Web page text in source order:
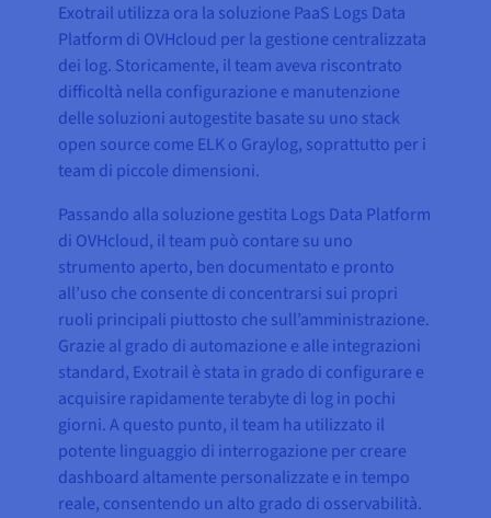
Exotrail utilizza ora la soluzione PaaS Logs Data
Platform di OVHcloud per la gestione centralizzata
dei log. Storicamente, il team aveva riscontrato
difficoltà nella configurazione e manutenzione
delle soluzioni autogestite basate su uno stack
open source come ELK o Graylog, soprattutto per i
team di piccole dimensioni.
Passando alla soluzione gestita Logs Data Platform
di OVHcloud, il team può contare su uno
strumento aperto, ben documentato e pronto
all’uso che consente di concentrarsi sui propri
ruoli principali piuttosto che sull’amministrazione.
Grazie al grado di automazione e alle integrazioni
standard, Exotrail è stata in grado di configurare e
acquisire rapidamente terabyte di log in pochi
giorni. A questo punto, il team ha utilizzato il
potente linguaggio di interrogazione per creare
dashboard altamente personalizzate e in tempo
reale, consentendo un alto grado di osservabilità.